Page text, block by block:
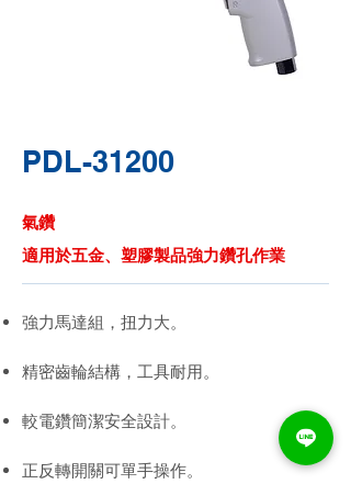
PDL-31200
氣鑽
適用於五金、塑膠製品強力鑽孔作業
強力馬達組，扭力大。
精密齒輪結構，工具耐用。
較電鑽簡潔安全設計。
正反轉開關可單手操作。